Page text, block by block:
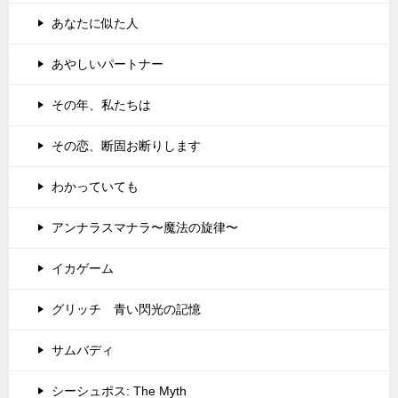
あなたに似た人
あやしいパートナー
その年、私たちは
その恋、断固お断りします
わかっていても
アンナラスマナラ〜魔法の旋律〜
イカゲーム
グリッチ 青い閃光の記憶
サムバディ
シーシュポス: The Myth